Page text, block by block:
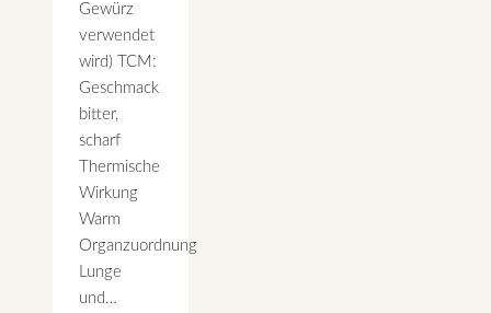
Gewürz
verwendet
wird) TCM:
Geschmack
bitter,
scharf
Thermische
Wirkung
Warm
Organzuordnung
Lunge
und…